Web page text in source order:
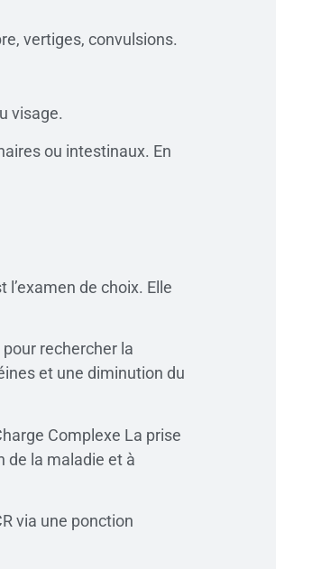
vertiges, convulsions.
visage.
ou intestinaux. En
de choix. Elle
rechercher la
et une diminution du
Complexe La prise
de la maladie et à
via une ponction